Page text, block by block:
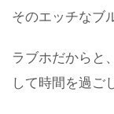
そのエッチなブ
ラブホだからと
して時間を過ご